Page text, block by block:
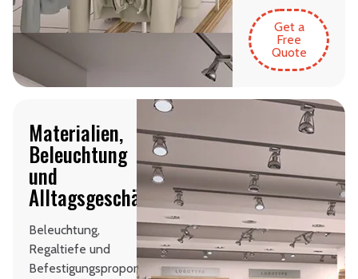
Get a
Free
Quote
Materialien,
Beleuchtung
und
Alltagsgeschäftsfunktion
Beleuchtung,
Regaltiefe und
Befestigungsproportionen